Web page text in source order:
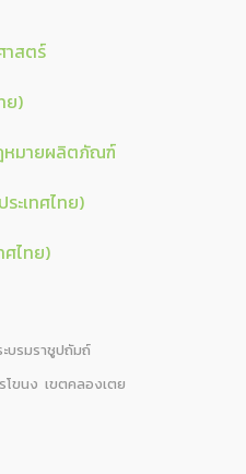
าสตร์
ย)
หมายผลิตภัณฑ์
ะเทศไทย)
ศไทย)
บรมราชูปถัมถ์
ขนง เขตคลองเตย